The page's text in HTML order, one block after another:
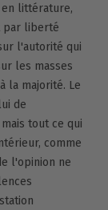
littérature,
par liberté
l'autorité qui
les masses
la majorité. Le
de
tout ce qui
comme
l'opinion ne